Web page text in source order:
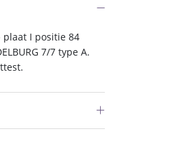
plaat I positie 84
7/7 type A.